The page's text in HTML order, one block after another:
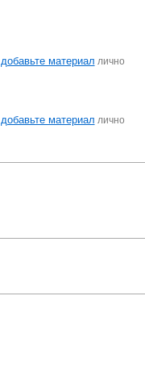
добавьте материал лично
добавьте материал лично